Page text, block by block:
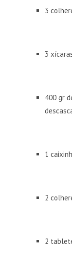
3
3
400 gr
1
2
2